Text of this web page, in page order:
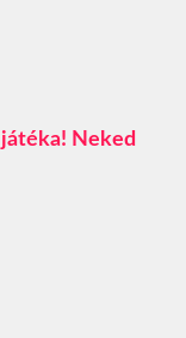
játéka! Neked